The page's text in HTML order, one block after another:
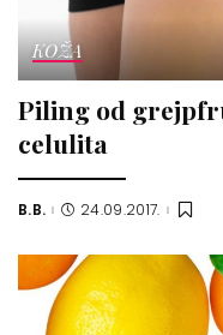
KOŽA
Piling od
celulita
Posted
B.B. 24.09.2017.